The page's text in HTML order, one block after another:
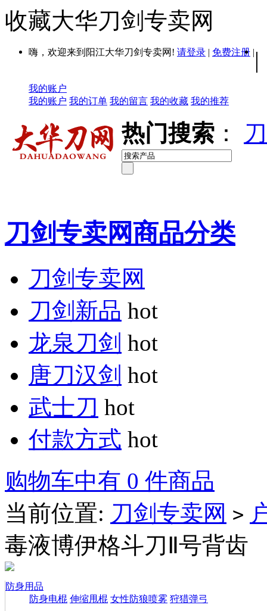
收藏大华刀剑专卖网
嗨，欢迎来到阳江大华刀剑专卖网! 请登录 | 免费注册 | |
我的账户
我的账户 我的订单 我的留言 我的收藏 我的推荐
热门搜索 ：
刀剑专卖网商品分类
刀剑专卖网
刀剑新品 hot
龙泉刀剑 hot
唐刀汉剑 hot
武士刀 hot
付款方式 hot
购物车中有 0 件商品
当前位置: 刀剑专卖网 >
毒液博伊格斗刀Ⅱ号背齿
防身用品
防身电棍 伸缩甩棍 女性防狼喷雾 狩猎弹弓